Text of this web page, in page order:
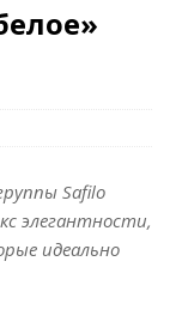
Safilo
элегантности,
идеально